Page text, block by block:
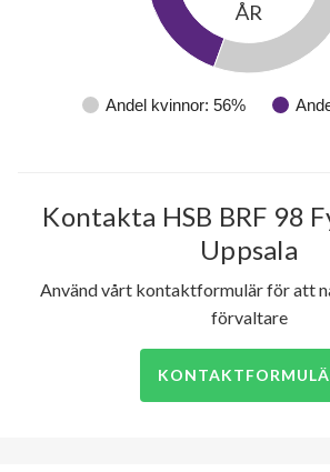
Andel kvinnor: 56%
ÅR
Kontakta HSB BRF 98
Uppsala
Använd vårt kontaktformulär för att
förvaltare